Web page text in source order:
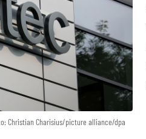
Christian Charisius/picture alliance/dpa